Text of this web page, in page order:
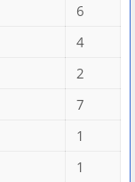
6
4
2
7
1
1